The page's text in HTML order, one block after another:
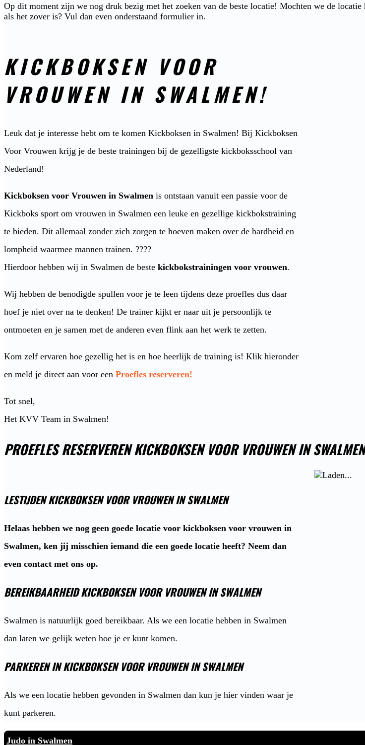
Op dit moment zijn we nog druk bezig met het zoeken van de beste locatie! Mochten we de
als het zover is? Vul dan even onderstaand formulier in.
KICKBOKSEN VOOR
VROUWEN IN SWALMEN!
Leuk dat je interesse hebt om te komen Kickboksen in Swalmen! Bij Kickboksen
Voor Vrouwen krijg je de beste trainingen bij de gezelligste kickboksschool van
Nederland!
Kickboksen voor Vrouwen in Swalmen is ontstaan vanuit een passie voor de
Kickboks sport om vrouwen in Swalmen een leuke en gezellige kickbokstraining
te bieden. Dit allemaal zonder zich zorgen te hoeven maken over de hardheid en
lompheid waarmee mannen trainen. ????
Hierdoor hebben wij in Swalmen de beste kickbokstrainingen voor vrouwen.
Wij hebben de benodigde spullen voor je te leen tijdens deze proefles dus daar
hoef je niet over na te denken! De trainer kijkt er naar uit je persoonlijk te
ontmoeten en je samen met de anderen even flink aan het werk te zetten.
Kom zelf ervaren hoe gezellig het is en hoe heerlijk de training is! Klik hieronder
en meld je direct aan voor een Proefles reserveren!
Tot snel,
Het KVV Team in Swalmen!
PROEFLES RESERVEREN KICKBOKSEN VOOR VROUWEN IN
LESTIJDEN KICKBOKSEN VOOR VROUWEN IN SWALMEN
Helaas hebben we nog geen goede locatie voor kickboksen voor vrouwen in
Swalmen, ken jij misschien iemand die een goede locatie heeft? Neem dan
even contact met ons op.
BEREIKBAARHEID KICKBOKSEN VOOR VROUWEN IN SWALMEN
Swalmen is natuurlijk goed bereikbaar. Als we een locatie hebben in Swalmen
dan laten we gelijk weten hoe je er kunt komen.
PARKEREN IN KICKBOKSEN VOOR VROUWEN IN SWALMEN
Als we een locatie hebben gevonden in Swalmen dan kun je hier vinden waar je
kunt parkeren.
Judo in Swalmen